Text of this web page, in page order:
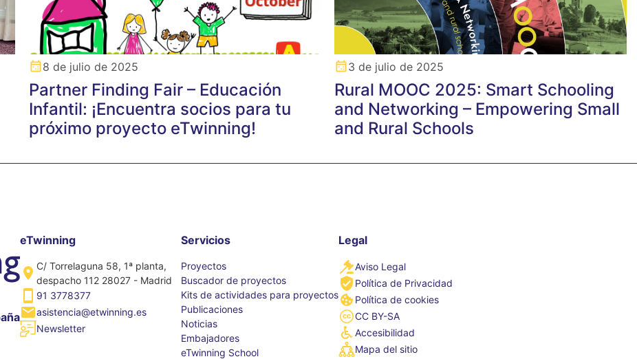
8 de julio de 2025
Partner Finding Fair – Educación
Infantil: ¡Encuentra socios para tu
próximo proyecto eTwinning!
3 de julio de 2025
Rural MOOC 2025: Smart Schooling
and Networking – Empowering Small
and Rural Schools
eTwinning
C/ Torrelaguna 58, 1ª planta,
despacho 112 28027 - Madrid
91 3778377
asistencia@etwinning.es
Newsletter
Servicios
Proyectos
Buscador de proyectos
Kits de actividades para proyectos
Publicaciones
Noticias
Embajadores
eTwinning School
Legal
Aviso Legal
Política de Privacidad
Política de cookies
CC BY-SA
Accesibilidad
Mapa del sitio